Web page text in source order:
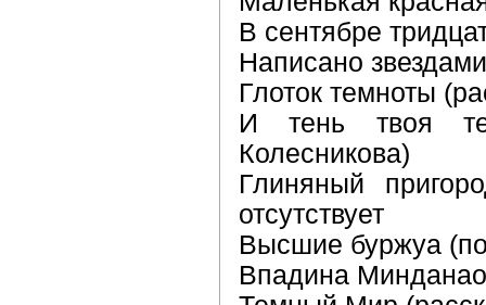
В сентябре
Написано
Глоток темноты
И тень твоя
Колесникова)
Глиняный
отсутствует
Высшие буржуа
Впадина